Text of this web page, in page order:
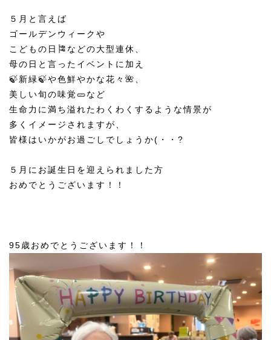
５月と言えば
ゴールデンウィークや
こどもの日🎏などの大型連休、
母の日と言ったイベントに加え
🍃新緑🍃や色鮮やかな花々🌺、
美しい旬の味覚🥒など
生命力に満ち溢れたわくわくするような情景が
多くイメージされますが、
皆様はいかがお過ごしでしょうか(・・?
５月にお誕生日を迎えられました方
おめでとうございます！！
95歳おめでとうございます！！